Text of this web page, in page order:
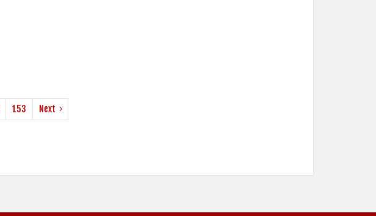
153 Next